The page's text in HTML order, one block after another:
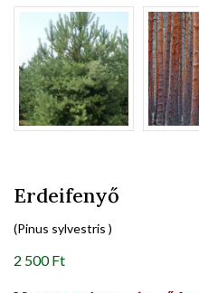
Erdeifenyő
(Pinus sylvestris )
2 500 Ft